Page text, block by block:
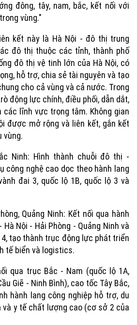
đông, tây, nam, bắc, kết nối với
vùng."
kết này là Hà Nội - đô thị trung
đô thị thuộc các tỉnh, thành phố
đô thị vệ tinh lớn của Hà Nội, có
hỗ trợ, chia sẻ tài nguyên và tạo
cho cả vùng và cả nước. Trong
động lực chính, điều phối, dẫn dắt,
các lĩnh vực trọng tâm. Không gian
được mở rộng và liên kết, gắn kết
vùng.
Ninh: Hình thành chuỗi đô thị -
công nghệ cao dọc theo hành lang
đai 3, quốc lộ 1B, quốc lộ 3 và
Quảng Ninh: Kết nối qua hành
Hà Nội - Hải Phòng - Quảng Ninh và
tạo thành trục động lực phát triển
tế biển và logistics.
qua trục Bắc - Nam (quốc lộ 1A,
Giẽ - Ninh Bình), cao tốc Tây Bắc,
hành lang công nghiệp hỗ trợ, du
và y tế chất lượng cao (cơ sở 2 của